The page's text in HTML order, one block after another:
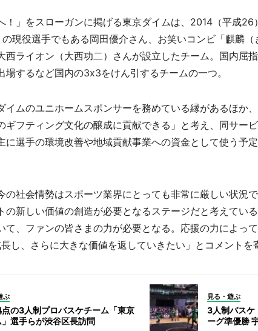
」をスローガンに掲げる東京ダイムは、2014（平成26
現役選手でもある岡田優介さん、お笑いコンビ「麒麟（
西ライオン（大西功二）さんが設立したチーム。国内屈
場するなど国内の3x3をけん引するチームの一つ。
ムのユニホームスポンサーを務めている縁があるほか
ギフティング文化の醸成に貢献できる」と考え、同サー
に選手の環境改善や地域貢献事業への資金として使う予
社会情勢はスポーツ業界にとっても非常に厳しい状況
の新しい価値の創造が必要となるステージだと考えてい
て、ファンの皆さまの力が必要となる。応援の力によっ
し、さらに大きな価値を返していきたい」とコメントを
ぶ
の3人制プロバスケチーム「東京
」選手らが渋谷区長訪問
見る・遊ぶ
3人制バスケ
ーグ準優勝